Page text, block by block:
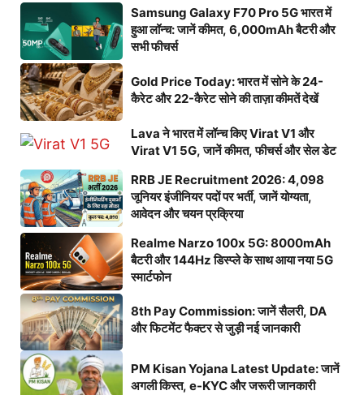
Samsung Galaxy F70 Pro 5G भारत में
हुआ लॉन्च: जानें कीमत, 6,000mAh बैटरी और
सभी फीचर्स
Gold Price Today: भारत में सोने के 24-
कैरेट और 22-कैरेट सोने की ताज़ा कीमतें देखें
Lava ने भारत में लॉन्च किए Virat V1 और
Virat V1 5G, जानें कीमत, फीचर्स और सेल डेट
RRB JE Recruitment 2026: 4,098
जूनियर इंजीनियर पदों पर भर्ती, जानें योग्यता,
आवेदन और चयन प्रक्रिया
Realme Narzo 100x 5G: 8000mAh
बैटरी और 144Hz डिस्प्ले के साथ आया नया 5G
स्मार्टफोन
8th Pay Commission: जानें सैलरी, DA
और फिटमेंट फैक्टर से जुड़ी नई जानकारी
PM Kisan Yojana Latest Update: जानें
अगली किस्त, e-KYC और जरूरी जानकारी